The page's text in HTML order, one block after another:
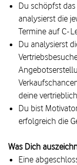
Du schöpfst
analysierst die
Termine auf C-
Du analysierst
deine
Du bist
erfolgreich die
Was Dich
Eine